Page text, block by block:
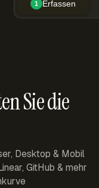
1 Erfassen
Sie die
Desktop & Mobil
GitHub & mehr